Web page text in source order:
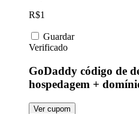
R$1
Guardar
Verificado
GoDaddy código de
hospedagem +
Ver cupom